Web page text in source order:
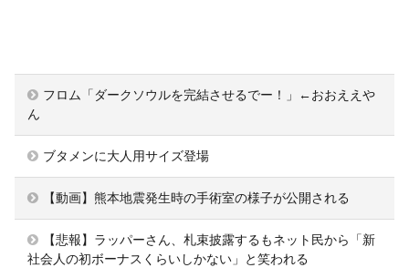
フロム「ダークソウルを完結させるでー！」←おおええや
ん
ブタメンに大人用サイズ登場
【動画】熊本地震発生時の手術室の様子が公開される
【悲報】ラッパーさん、札束披露するもネット民から「新
社会人の初ボーナスくらいしかない」と笑われる